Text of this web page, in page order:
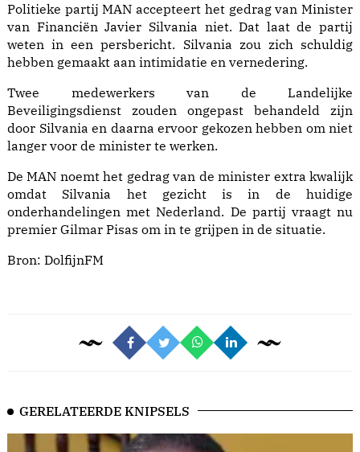
Politieke partij MAN accepteert het gedrag van Minister
van Financiën Javier Silvania niet. Dat laat de partij
weten in een persbericht. Silvania zou zich schuldig
hebben gemaakt aan intimidatie en vernedering.
Twee medewerkers van de Landelijke
Beveiligingsdienst zouden ongepast behandeld zijn
door Silvania en daarna ervoor gekozen hebben om niet
langer voor de minister te werken.
De MAN noemt het gedrag van de minister extra kwalijk
omdat Silvania het gezicht is in de huidige
onderhandelingen met Nederland. De partij vraagt nu
premier Gilmar Pisas om in te grijpen in de situatie.
Bron: DolfijnFM
GERELATEERDE KNIPSELS